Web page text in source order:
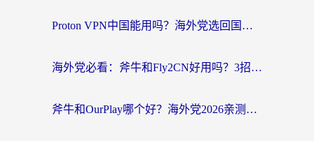
Proton VPN中国能用吗？海外党选回国加速器的避坑指南（附番茄加速器实测）
海外党必看：斧牛和Fly2CN好用吗？3招教你选对回国加速器（附免费试用攻略）
斧牛和OurPlay哪个好？海外党2026亲测：选对加速器，国内资源秒加载